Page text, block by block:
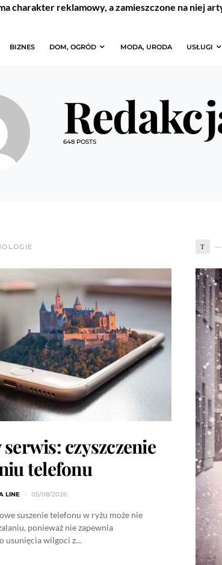
charakter reklamowy, a zamieszczone na niej
BIZNES DOM, OGRÓD MODA, URODA USŁUGI
648 POSTS
serwis: czyszczenie
telefonu
LINE 05/08/2026
suszenie telefonu w ryżu może nie
ponieważ nie zapewnia
usunięcia wilgoci z…
T